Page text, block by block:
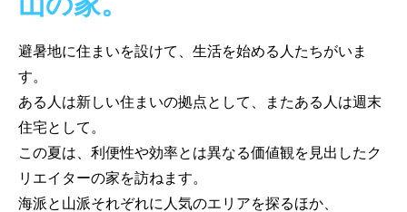
避暑地に住まいを設けて、生活を始める人たちがいま
す。
ある人は新しい住まいの拠点として、またある人は週末
住宅として。
この夏は、利便性や効率とは異なる価値観を見出したク
リエイターの家を訪ねます。
海派と山派それぞれに人気のエリアを探るほか、